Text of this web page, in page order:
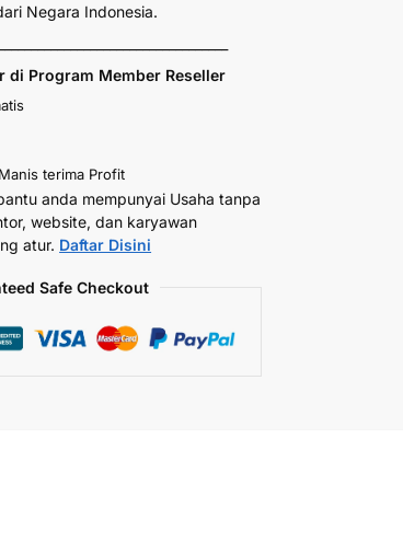
Negara Indonesia.
di Program Member Reseller
terima Profit
anda mempunyai Usaha tanpa
website, dan karyawan
atur. Daftar Disini
Safe Checkout